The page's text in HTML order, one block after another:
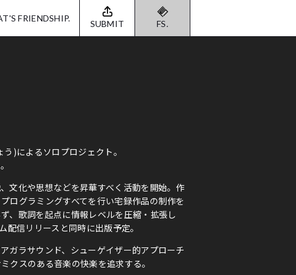
FRIENDSHIP. SUBMIT FS.
)によるソロプロジェクト。
文化や思想などを昇華すべく活動を開始。作
ログラミングすべてを行い宅録作品の制作を
、歌詞を起点に情報レベルを圧縮・拡張し
配信リリースと同時に出版予定。
ガラサウンド、シューゲイザー的アプローチ
クスのある音楽の快楽を追求する。